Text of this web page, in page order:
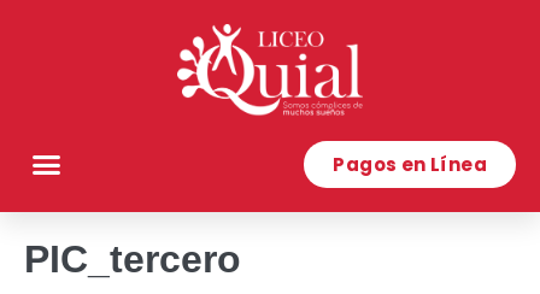
Pagos en Línea
PIC_tercero